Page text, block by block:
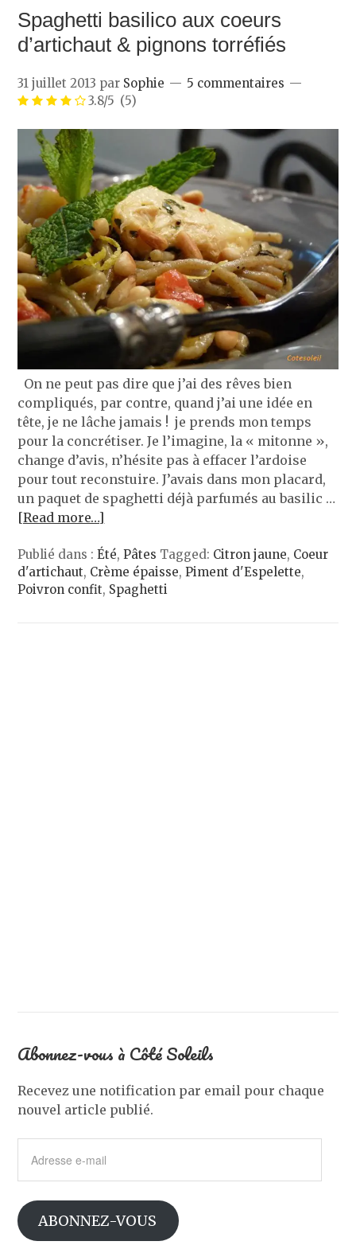
Spaghetti basilico aux coeurs
d’artichaut & pignons torréfiés
31 juillet 2013 par Sophie
5 commentaires
3.8/5 (5)
On ne peut pas dire que j’ai des rêves bien
compliqués, par contre, quand j’ai une idée en
tête, je ne lâche jamais ! je prends mon temps
pour la concrétiser. Je l’imagine, la « mitonne »,
change d’avis, n’hésite pas à effacer l’ardoise
pour tout reconstuire. J’avais dans mon placard,
un paquet de spaghetti déjà parfumés au basilic …
[Read more…]
Publié dans :Été,Pâtes Tagged: Citron jaune, Coeur
d'artichaut, Crème épaisse,Piment d'Espelette,
Poivron confit, Spaghetti
Abonnez-vous à Côté Soleils
Recevez une notification par email pour chaque
nouvel article publié.
mail
ABONNEZ-VOUS